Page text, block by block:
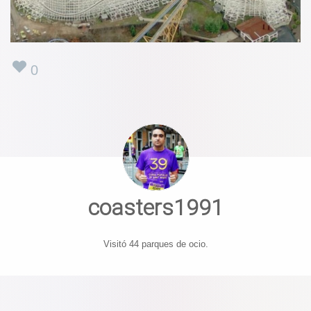
0
coasters1991
Visitó 44 parques de ocio.